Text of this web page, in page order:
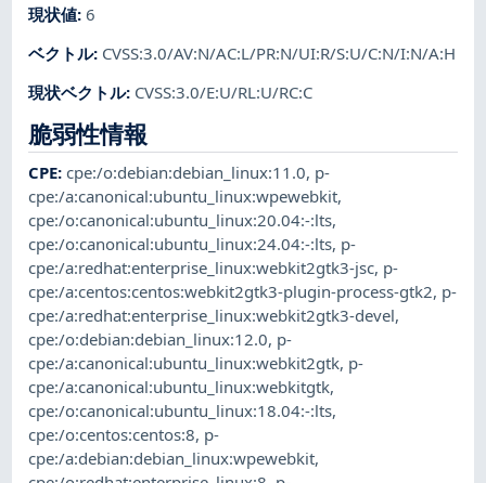
現状値:6
ベクトル: CVSS:3.0/AV:N/AC:L/PR:N/UI:R/S:U/C:N/I:N/A:H
現状ベクトル: CVSS:3.0/E:U/RL:U/RC:C
脆弱性情報
CPE:cpe:/o:debian:debian_linux:11.0, p-
cpe:/a:canonical:ubuntu_linux:wpewebkit,
cpe:/o:canonical:ubuntu_linux:20.04:-:lts,
cpe:/o:canonical:ubuntu_linux:24.04:-:lts, p-
cpe:/a:redhat:enterprise_linux:webkit2gtk3-jsc, p-
cpe:/a:centos:centos:webkit2gtk3-plugin-process-gtk2, p-
cpe:/a:redhat:enterprise_linux:webkit2gtk3-devel,
cpe:/o:debian:debian_linux:12.0, p-
cpe:/a:canonical:ubuntu_linux:webkit2gtk, p-
cpe:/a:canonical:ubuntu_linux:webkitgtk,
cpe:/o:canonical:ubuntu_linux:18.04:-:lts,
cpe:/o:centos:centos:8, p-
cpe:/a:debian:debian_linux:wpewebkit,